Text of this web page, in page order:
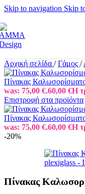
Skip to navigation Skip
Αρχική σελίδα / Γάμος /
Πίνακας
was: 75,00 €.60,00 €Η
Επιστροφή στα προϊόντα
Πίνακας
was: 75,00 €.60,00 €Η
-20%
Πίνακας